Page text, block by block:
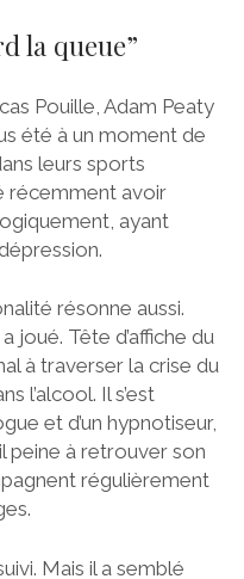
la queue”
Pouille, Adam Peaty
été à un moment de
leurs sports
récemment avoir
ayant
résonne aussi.
joué. Tête d’affiche du
à traverser la crise du
l’alcool. Il s’est
et d’un hypnotiseur,
peine à retrouver son
régulièrement
Mais il a semblé